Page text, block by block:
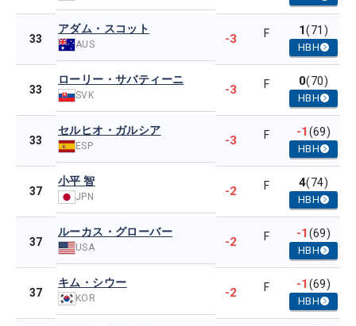
33
アダム・スコット
AUS -3 F 1(71)
HBH
33
ローリー・サバティーニ
SVK -3 F 0(70)
HBH
33
セルヒオ・ガルシア
ESP -3 F -1(69)
HBH
37
小平 智
JPN -2 F 4(74)
HBH
37
ルーカス・グローバー
USA -2 F -1(69)
HBH
37
キム・シウー
KOR -2 F -1(69)
HBH